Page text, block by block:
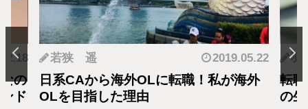
の
ド
若狭 遥 2019.05.22
日系CAから海外OLに転職！私が海外
OLを目指した理由
羽
転
の